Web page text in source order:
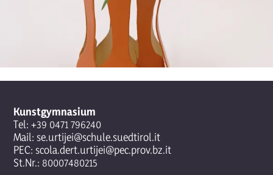
Kunstgymnasium
Tel: +39 0471 796240
Mail: se.urtijei@schule.suedtirol.it
PEC: scola.dert.urtijei@pec.prov.bz.it
St.Nr.: 80007480215